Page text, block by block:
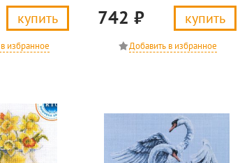
купить 742 ₽ купить